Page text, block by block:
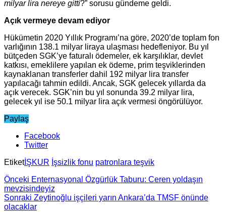
milyar lira nereye gitti?” sorusu gündeme geldi.
Açık vermeye devam ediyor
Hükümetin 2020 Yıllık Programı’na göre, 2020’de toplam fon
varlığının 138.1 milyar liraya ulaşması hedefleniyor. Bu yıl
bütçeden SGK’ye faturalı ödemeler, ek karşılıklar, devlet
katkısı, emeklilere yapılan ek ödeme, prim teşviklerinden
kaynaklanan transferler dahil 192 milyar lira transfer
yapılacağı tahmin edildi. Ancak, SGK gelecek yıllarda da
açık verecek. SGK’nin bu yıl sonunda 39.2 milyar lira,
gelecek yıl ise 50.1 milyar lira açık vermesi öngörülüyor.
Paylaş
Facebook
Twitter
EtiketİŞKUR İşsizlik fonu patronlara teşvik
Önceki Enternasyonal Özgürlük Taburu: Ceren yoldaşın
mevzisindeyiz
Sonraki Zeytinoğlu işçileri yarın Ankara’da TMSF önünde
olacaklar